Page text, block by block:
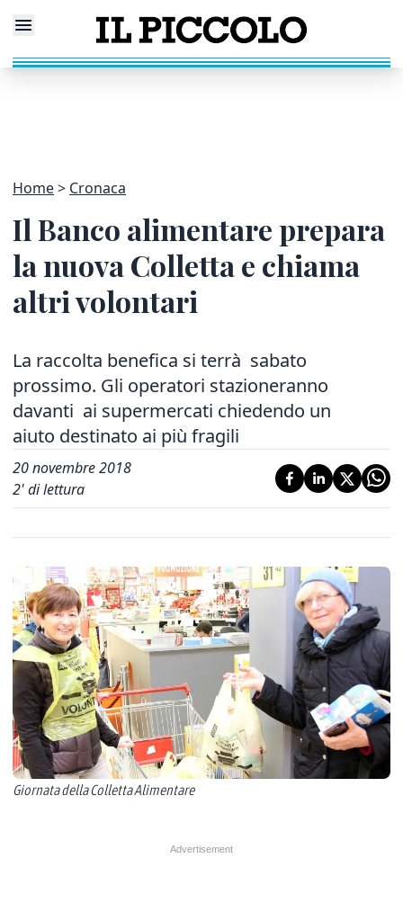
Home Cronaca
Il Banco alimentare prepara
la nuova Colletta e chiama
altri volontari
La raccolta benefica si terrà sabato
prossimo. Gli operatori stazioneranno
davanti ai supermercati chiedendo un
aiuto destinato ai più fragili
20 novembre 2018
2' di lettura
Giornata della Colletta Alimentare